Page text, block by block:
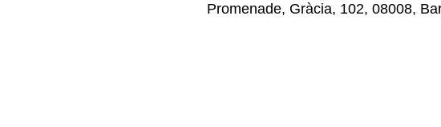
Promenade, Gràcia, 102, 08008,